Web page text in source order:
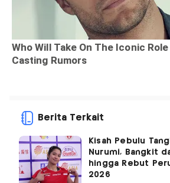
Berita Terkait
Kisah Pebulu
Nurumi, Bangkit
hingga Rebut
2026